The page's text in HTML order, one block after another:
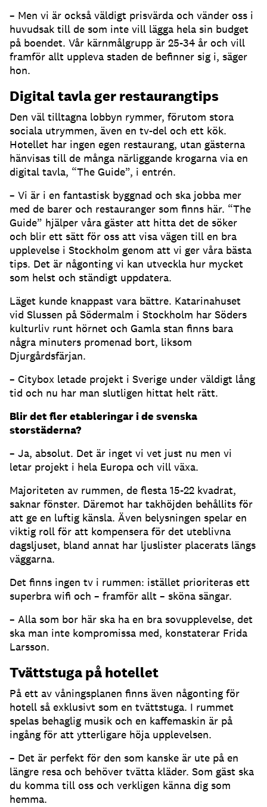
– Men vi är också väldigt prisvärda och vänder oss i
huvudsak till de som inte vill lägga hela sin budget
på boendet. Vår kärnmålgrupp är 25-34 år och vill
framför allt uppleva staden de befinner sig i, säger
hon.
Digital tavla ger restaurangtips
Den väl tilltagna lobbyn rymmer, förutom stora
sociala utrymmen, även en tv-del och ett kök.
Hotellet har ingen egen restaurang, utan gästerna
hänvisas till de många närliggande krogarna via en
digital tavla, “The Guide”, i entrén.
– Vi är i en fantastisk byggnad och ska jobba mer
med de barer och restauranger som finns här. “The
Guide” hjälper våra gäster att hitta det de söker
och blir ett sätt för oss att visa vägen till en bra
upplevelse i Stockholm genom att vi ger våra bästa
tips. Det är någonting vi kan utveckla hur mycket
som helst och ständigt uppdatera.
Läget kunde knappast vara bättre. Katarinahuset
vid Slussen på Södermalm i Stockholm har Söders
kulturliv runt hörnet och Gamla stan finns bara
några minuters promenad bort, liksom
Djurgårdsfärjan.
– Citybox letade projekt i Sverige under väldigt lång
tid och nu har man slutligen hittat helt rätt.
Blir det fler etableringar i de svenska
storstäderna?
– Ja, absolut. Det är inget vi vet just nu men vi
letar projekt i hela Europa och vill växa.
Majoriteten av rummen, de flesta 15-22 kvadrat,
saknar fönster. Däremot har takhöjden behållits för
att ge en luftig känsla. Även belysningen spelar en
viktig roll för att kompensera för det uteblivna
dagsljuset, bland annat har ljuslister placerats längs
väggarna.
Det finns ingen tv i rummen: istället prioriteras ett
superbra wifi och – framför allt – sköna sängar.
– Alla som bor här ska ha en bra sovupplevelse, det
ska man inte kompromissa med, konstaterar Frida
Larsson.
Tvättstuga på hotellet
På ett av våningsplanen finns även någonting för
hotell så exklusivt som en tvättstuga. I rummet
spelas behaglig musik och en kaffemaskin är på
ingång för att ytterligare höja upplevelsen.
– Det är perfekt för den som kanske är ute på en
längre resa och behöver tvätta kläder. Som gäst ska
du komma till oss och verkligen känna dig som
hemma.